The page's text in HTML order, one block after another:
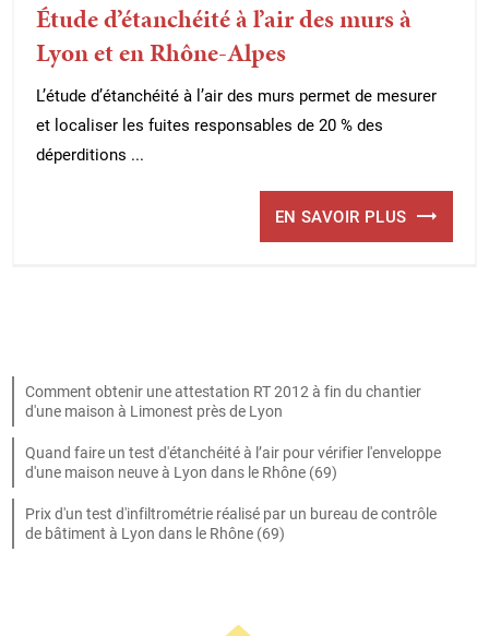
Étude d’étanchéité à l’air des murs à
Lyon et en Rhône-Alpes
L’étude d’étanchéité à l’air des murs permet de mesurer
et localiser les fuites responsables de 20 % des
déperditions ...
EN SAVOIR PLUS
Comment obtenir une attestation RT 2012 à fin du chantier
d'une maison à Limonest près de Lyon
Quand faire un test d'étanchéité à l’air pour vérifier l'enveloppe
d'une maison neuve à Lyon dans le Rhône (69)
Prix d'un test d'infiltrométrie réalisé par un bureau de contrôle
de bâtiment à Lyon dans le Rhône (69)